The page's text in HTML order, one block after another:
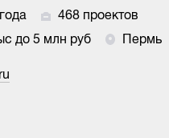
468 проектов
до 5 млн руб
Пермь